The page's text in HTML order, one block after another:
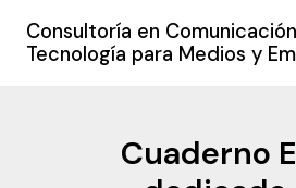
contenido
Consultoría en
Tecnología para Medios y
Cuaderno